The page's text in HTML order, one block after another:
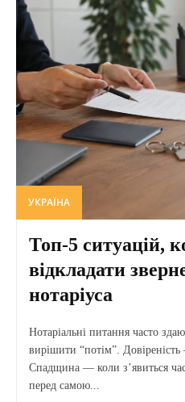
УКРАЇНА
Топ-5 ситуацій,
відкладати
нотаріуса
Нотаріальні питання часто
вирішити “потім”.
Спадщина — коли з’явиться
перед самою...